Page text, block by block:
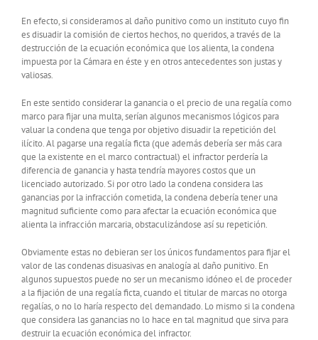
En efecto, si consideramos al daño punitivo como un instituto cuyo fin
es disuadir la comisión de ciertos hechos, no queridos, a través de la
destrucción de la ecuación económica que los alienta, la condena
impuesta por la Cámara en éste y en otros antecedentes son justas y
valiosas.
En este sentido considerar la ganancia o el precio de una regalía como
marco para fijar una multa, serían algunos mecanismos lógicos para
valuar la condena que tenga por objetivo disuadir la repetición del
ilícito. Al pagarse una regalía ficta (que además debería ser más cara
que la existente en el marco contractual) el infractor perdería la
diferencia de ganancia y hasta tendría mayores costos que un
licenciado autorizado. Si por otro lado la condena considera las
ganancias por la infracción cometida, la condena debería tener una
magnitud suficiente como para afectar la ecuación económica que
alienta la infracción marcaria, obstaculizándose así su repetición.
Obviamente estas no debieran ser los únicos fundamentos para fijar el
valor de las condenas disuasivas en analogía al daño punitivo. En
algunos supuestos puede no ser un mecanismo idóneo el de proceder
a la fijación de una regalía ficta, cuando el titular de marcas no otorga
regalías, o no lo haría respecto del demandado. Lo mismo si la condena
que considera las ganancias no lo hace en tal magnitud que sirva para
destruir la ecuación económica del infractor.